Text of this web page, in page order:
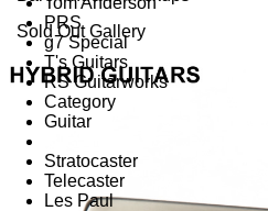
PRS
g7 Special
T's Guitars
RS Guitarworks
Category
Guitar
Stratocaster
Telecaster
Les Paul
Sold Out Gallery